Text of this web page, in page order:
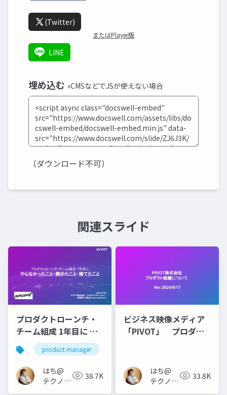
(Twitter)
またはPlayer版
LINE
埋め込む »CMSなどでJSが使えない場合
（ダウンロード不可）
関連スライド
プロダクトローンチ・
チーム組成 1年目に や
らなかったこと・諦め
たこと・捨てたこと
product manager
はち@
テクノロ
38.7K
ビジネス映像メディア
「PIVOT」 プロダク
はち@
テクノロ
33.8K